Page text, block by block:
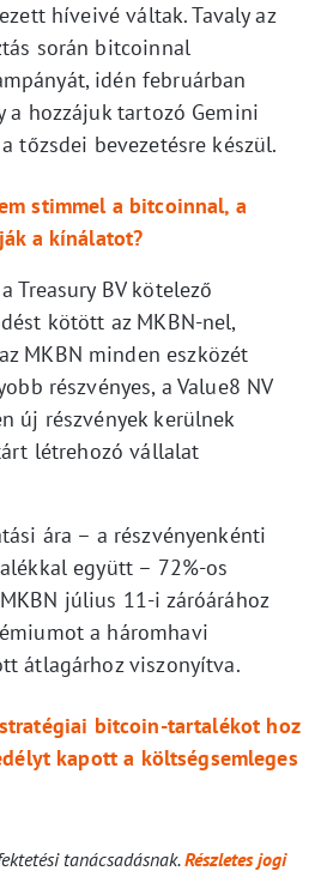
híveivé váltak. Tavaly az
során bitcoinnal
idén februárban
a hozzájuk tartozó Gemini
tőzsdei bevezetésre készül.
stimmel a bitcoinnal, a
a kínálatot?
Treasury BV kötelező
kötött az MKBN-nel,
MKBN minden eszközét
részvényes, a Value8 NV
új részvények kerülnek
létrehozó vállalat
ára – a részvényenkénti
együtt – 72%-os
július 11-i záróárához
a háromhavi
átlagárhoz viszonyítva.
stratégiai bitcoin-tartalékot hoz
kapott a költségsemleges
tanácsadásnak.Részletes jogi